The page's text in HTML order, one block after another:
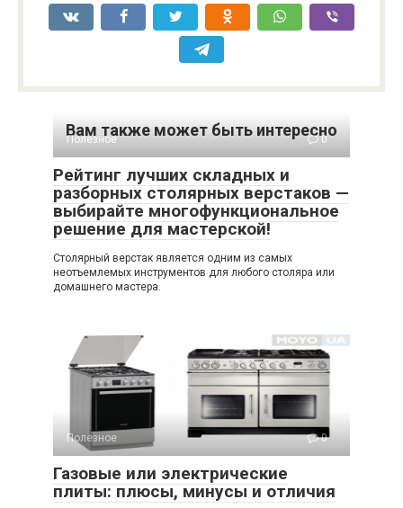
Вам также может быть интересно
Полезное 0
Рейтинг лучших складных и
разборных столярных верстаков —
выбирайте многофункциональное
решение для мастерской!
Столярный верстак является одним из самых
неотъемлемых инструментов для любого столяра или
домашнего мастера.
Полезное 0
Газовые или электрические
плиты: плюсы, минусы и отличия